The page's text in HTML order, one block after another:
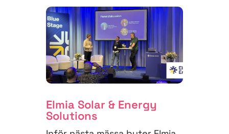
Elmia Solar & Energy
Solutions